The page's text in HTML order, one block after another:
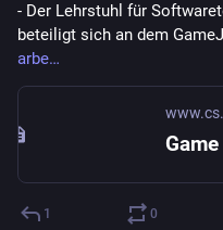
- Der Lehrstuhl für
beteiligt sich an dem
arbe
1 0